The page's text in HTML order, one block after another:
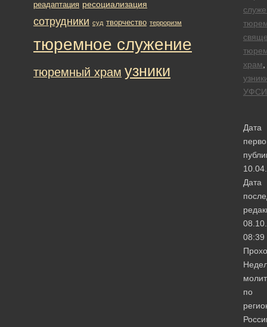
храм
Дата
Дата
08:39
по
реадаптация ресоциализация
сотрудники суд творчество терроризм
тюремное служение
тюремный храм узники